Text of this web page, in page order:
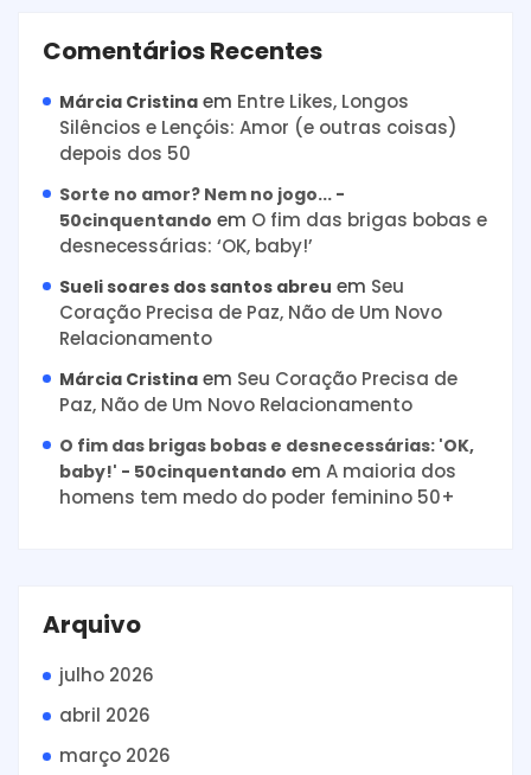
Comentários Recentes
Márcia Cristina em Entre Likes, Longos
Silêncios e Lençóis: Amor (e outras coisas)
depois dos 50
Sorte no amor? Nem no jogo... -
50cinquentando em O fim das brigas bobas e
desnecessárias: ‘OK, baby!’
Sueli soares dos santos abreu em Seu
Coração Precisa de Paz, Não de Um Novo
Relacionamento
Márcia Cristina em Seu Coração Precisa de
Paz, Não de Um Novo Relacionamento
O fim das brigas bobas e desnecessárias: 'OK,
baby!' - 50cinquentando em A maioria dos
homens tem medo do poder feminino 50+
Arquivo
julho 2026
abril 2026
março 2026